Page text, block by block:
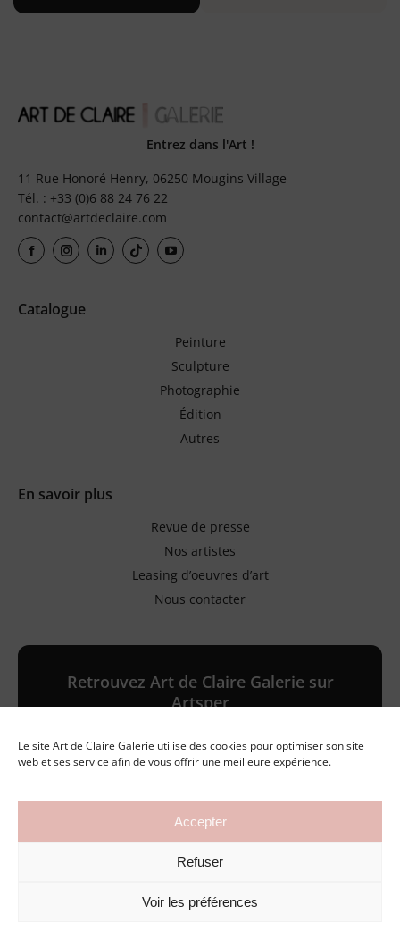
Le site Art de Claire Galerie utilise des cookies pour optimiser son site
web et ses service afin de vous offrir une meilleure expérience.
Accepter
Refuser
Voir les préférences
Entrez dans l'Art !
11 Rue Honoré Henry, 06250 Mougins Village
Tél. : +33 (0)6 88 24 76 22
contact@artdeclaire.com
Catalogue
Peinture
Sculpture
Photographie
Édition
Autres
En savoir plus
Revue de presse
Nos artistes
Leasing d’oeuvres d’art
Nous contacter
Retrouvez Art de Claire Galerie sur
Artsper
Galerie en ligne
©2026 Art de Claire Galerie
Politique de confidentialité